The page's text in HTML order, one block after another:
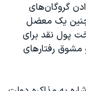
گروگان‌های
یک معضل
پول نقد برای
مشوق رفتارهای